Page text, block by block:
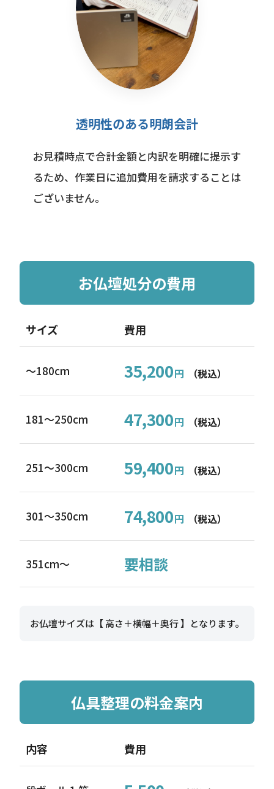
透明性のある明朗会計
お見積時点で合計金額と内訳を明確に提示す
るため、作業日に追加費用を請求することは
ございません。
お仏壇処分の費用
サイズ 費用
～180cm 35,200円 （税込）
181〜250cm 47,300円 （税込）
251〜300cm 59,400円 （税込）
301〜350cm 74,800円 （税込）
351cm〜 要相談
お仏壇サイズは【 高さ＋横幅＋奥行 】となります。
仏具整理の料金案内
内容 費用